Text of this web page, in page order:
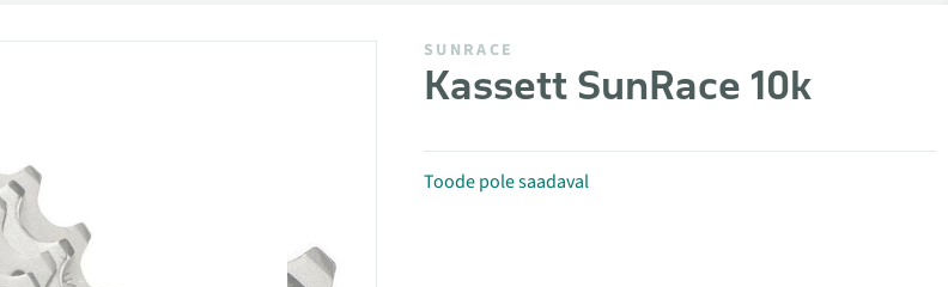
SUNRACE
Kassett SunRace 10k
Toode pole saadaval